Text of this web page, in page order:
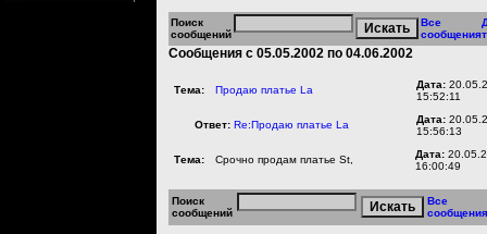
Поиск
сообщений
Все
сообщения
Сообщения с 05.05.2002 по 04.06.2002
Тема: Продаю платье La Дата:
15:52:11
Ответ: Re:Продаю платье La Дата:
15:56:13
Тема: Срочно продам платье St, Дата:
16:00:49
Поиск
сообщений
Все
сообщения